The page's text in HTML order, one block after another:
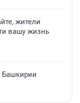
жители
вашу жизнь